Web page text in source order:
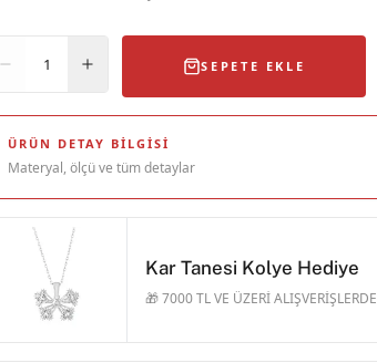
1 SEPETE EKLE
ÜRÜN DETAY BILGISI
Materyal, ölçü ve tüm detaylar
Kar Tanesi Kolye Hediye
🎁 7000 TL VE ÜZERİ